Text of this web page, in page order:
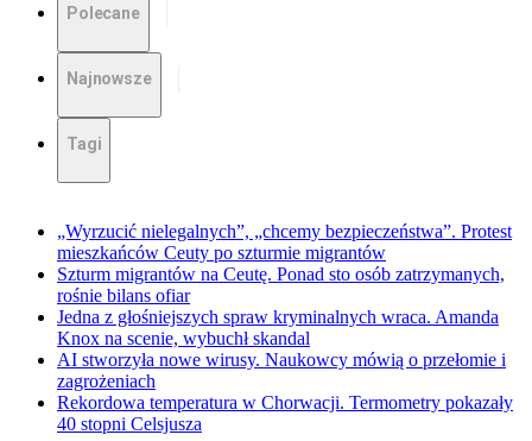
Polecane
Najnowsze
Tagi
„Wyrzucić nielegalnych”, „chcemy bezpieczeństwa”. Protest
mieszkańców Ceuty po szturmie migrantów
Szturm migrantów na Ceutę. Ponad sto osób zatrzymanych,
rośnie bilans ofiar
Jedna z głośniejszych spraw kryminalnych wraca. Amanda
Knox na scenie, wybuchł skandal
AI stworzyła nowe wirusy. Naukowcy mówią o przełomie i
zagrożeniach
Rekordowa temperatura w Chorwacji. Termometry pokazały
40 stopni Celsjusza